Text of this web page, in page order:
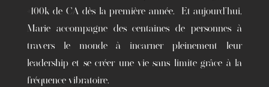
+100k de CA dès la première année. Et aujourd’hui,
Marie accompagne des centaines de personnes à
travers le monde à incarner pleinement leur
leadership et se créer une vie sans limite grâce à la
fréquence vibratoire.